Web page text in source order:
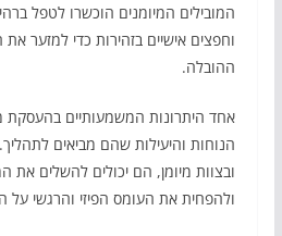
המובילים המיומנים הוכשרו לטפל
וחפצים אישיים בזהירות כדי למזער את
ההובלה.
אחד היתרונות המשמעותיים בהעסקת
הנוחות והיעילות שהם מביאים
ובצוות מיומן, הם יכולים להשלים את
ולהפחית את העומס הפיזי והרגשי על